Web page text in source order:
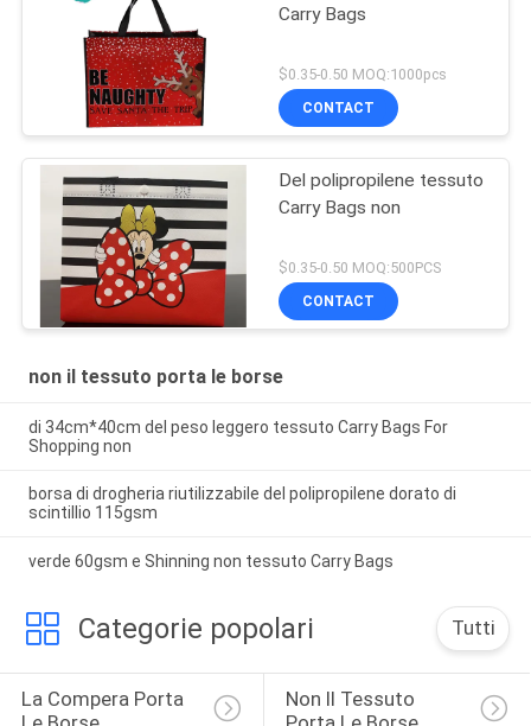
Carry Bags
$0.35-0.50 MOQ:1000pcs
CONTACT
Del polipropilene tessuto
Carry Bags non
$0.35-0.50 MOQ:500PCS
CONTACT
non il tessuto porta le borse
di 34cm*40cm del peso leggero tessuto Carry Bags For
Shopping non
borsa di drogheria riutilizzabile del polipropilene dorato di
scintillio 115gsm
verde 60gsm e Shinning non tessuto Carry Bags
Categorie popolari Tutti
La Compera Porta
Non Il Tessuto